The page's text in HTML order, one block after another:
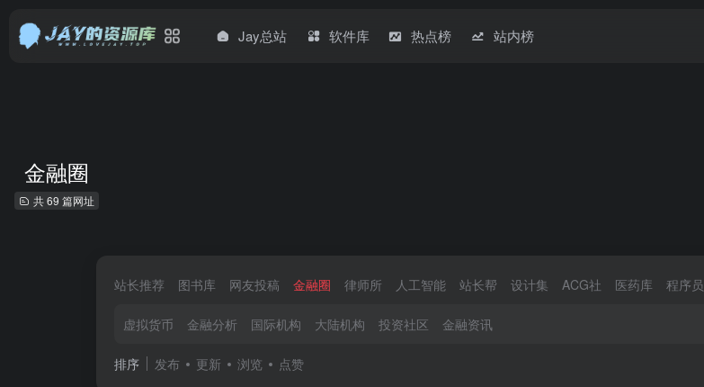
Jay总站 软件库 热点榜 站内榜
金融圈
共 69 篇网址
站长推荐 图书库 网友投稿 金融圈 律师所 人工智能 站长帮 设计集 ACG社 医药库 程序员
虚拟货币 金融分析 国际机构 大陆机构 投资社区 金融资讯
排序 发布 更新 浏览 点赞